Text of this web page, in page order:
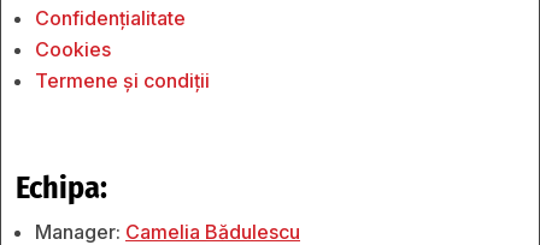
Confidențialitate
Cookies
Termene și condiții
Echipa:
Manager: Camelia Bădulescu